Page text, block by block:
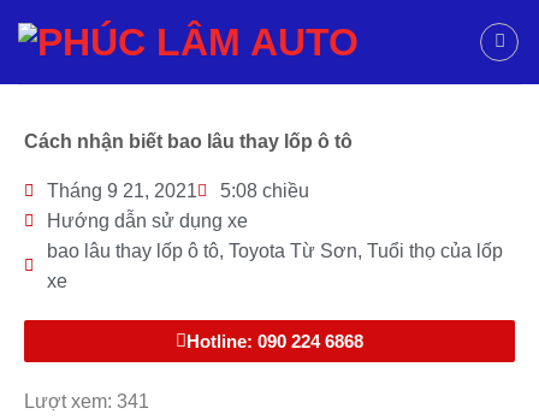
Cách nhận biết bao lâu thay lốp ô tô
Tháng 9 21, 2021
5:08 chiều
Hướng dẫn sử dụng xe
bao lâu thay lốp ô tô, Toyota Từ Sơn, Tuổi thọ của lốp
xe
Hotline: 090 224 6868
Lượt xem: 341